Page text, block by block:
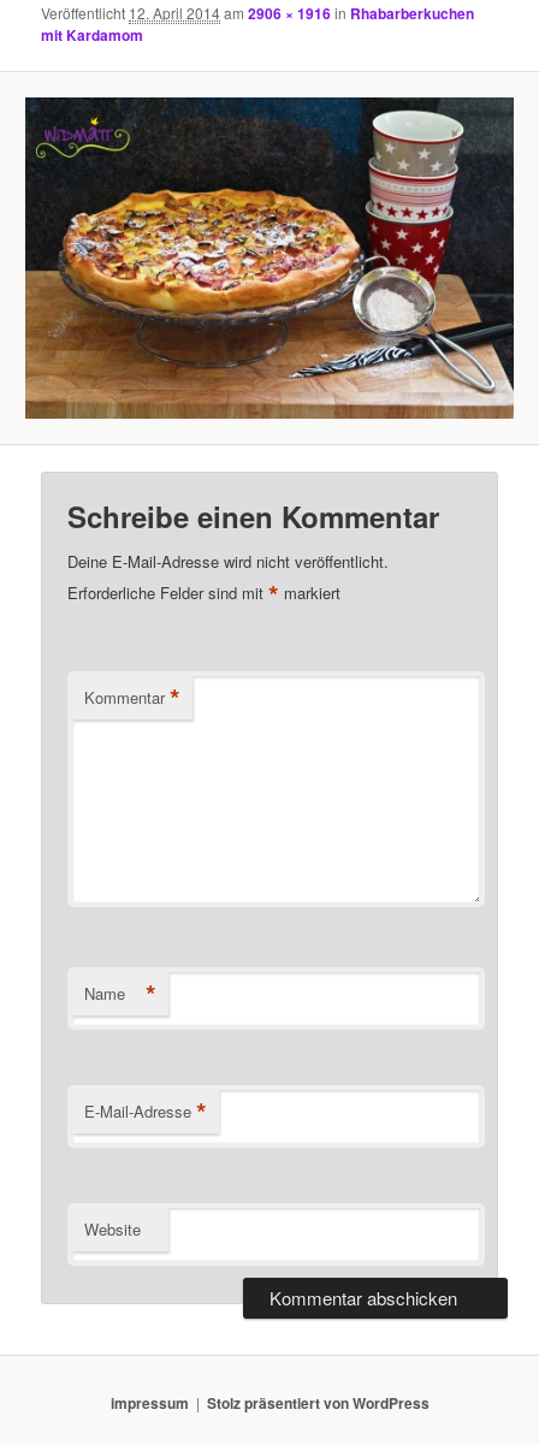
Veröffentlicht 12. April 2014am2906 × 1916in Rhabarberkuchen
mit Kardamom
Schreibe einen Kommentar
Deine E-Mail-Adresse wird nicht veröffentlicht.
Erforderliche Felder sind mit* markiert
Kommentar *
Name *
E-Mail-Adresse *
Website
impressum Stolz präsentiert von WordPress